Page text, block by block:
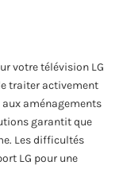
votre télévision LG
traiter activement
aux aménagements
garantit que
Les difficultés
LG pour une